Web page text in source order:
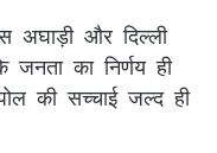
अघाड़ी और दिल्ली
का निर्णय ही
की सच्चाई जल्द ही